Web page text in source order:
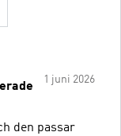
1 juni 2026
den passar